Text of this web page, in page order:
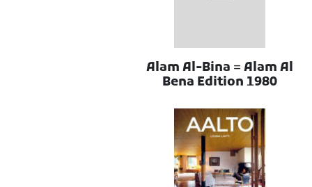
Alam Al-Bina = Alam Al
Bena Edition 1980